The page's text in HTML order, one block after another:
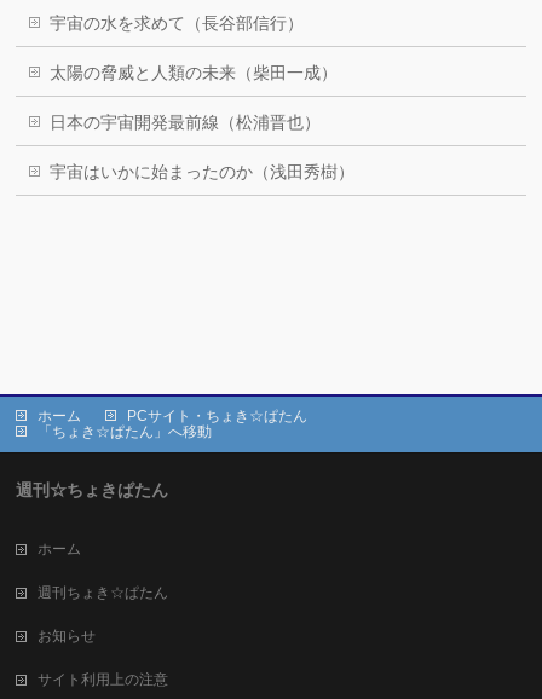
宇宙の水を求めて（長谷部信行）
太陽の脅威と人類の未来（柴田一成）
日本の宇宙開発最前線（松浦晋也）
宇宙はいかに始まったのか（浅田秀樹）
ホーム
PCサイト・ちょき☆ぱたん
「ちょき☆ぱたん」へ移動
週刊☆ちょきぱたん
ホーム
週刊ちょき☆ぱたん
お知らせ
サイト利用上の注意